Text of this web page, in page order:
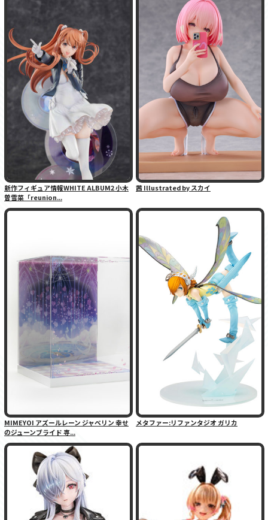
新作フィギュア情報WHITE ALBUM2 小木
曽雪菜「reunion...
茜 Illustrated by スカイ
MIMEYOI アズールレーン ジャベリン 幸せ
のジューンブライド 専...
メタファー:リファンタジオ ガリカ